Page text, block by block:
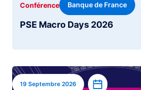
PSE Macro Days 2026
Conférence Banque de France
Image
19 Septembre 2026 Ajouter à